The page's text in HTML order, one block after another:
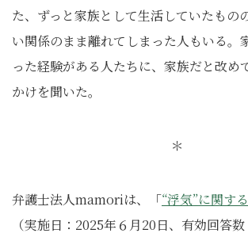
た、ずっと家族として生活していたもの
い関係のまま離れてしまった人もいる。
った経験がある人たちに、家族だと改め
かけを聞いた。
＊
弁護士法人mamoriは、「“浮気”に関す
（実施日：2025年６月20日、有効回答